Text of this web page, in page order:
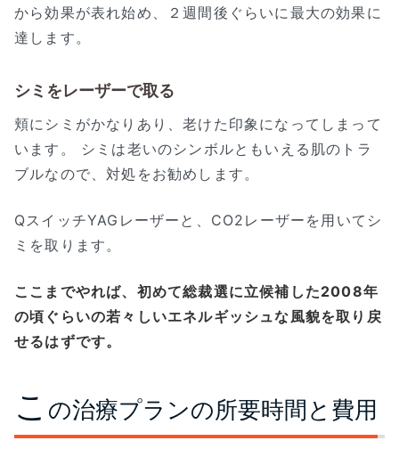
から効果が表れ始め、２週間後ぐらいに最大の効果に
達します。
シミをレーザーで取る
頬にシミがかなりあり、老けた印象になってしまって
います。 シミは老いのシンボルともいえる肌のトラ
ブルなので、対処をお勧めします。
QスイッチYAGレーザーと、CO2レーザーを用いてシ
ミを取ります。
ここまでやれば、初めて総裁選に立候補した2008年
の頃ぐらいの若々しいエネルギッシュな風貌を取り戻
せるはずです。
こ の治療プランの所要時間と費用